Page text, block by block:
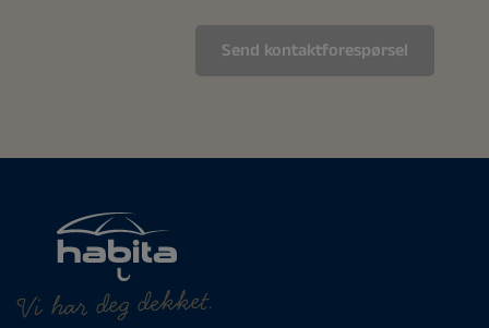
Vi har deg dekket.